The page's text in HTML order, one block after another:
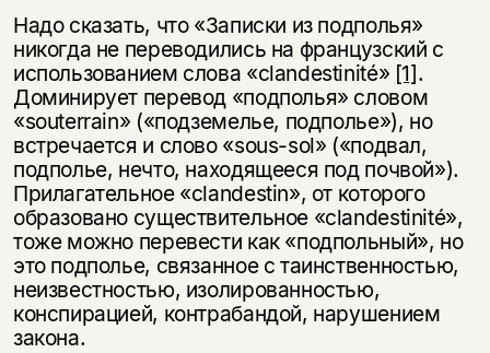
Надо сказать, что «Записки из подполья»
никогда не переводились на французский с
использованием слова «clandestinité» [1].
Доминирует перевод «подполья» словом
«souterrain» («подземелье, подполье»), но
встречается и слово «sous-sol» («подвал,
подполье, нечто, находящееся под почвой»).
Прилагательное «clandestin», от которого
образовано существительное «clandestinité»,
тоже можно перевести как «подпольный», но
это подполье, связанное с таинственностью,
неизвестностью, изолированностью,
конспирацией, контрабандой, нарушением
закона.